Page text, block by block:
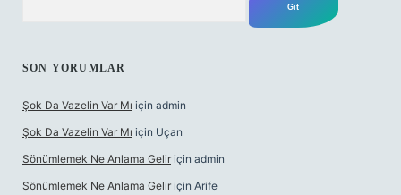
SON YORUMLAR
Şok Da Vazelin Var Mı için admin
Şok Da Vazelin Var Mı için Uçan
Sönümlemek Ne Anlama Gelir için admin
Sönümlemek Ne Anlama Gelir için Arife